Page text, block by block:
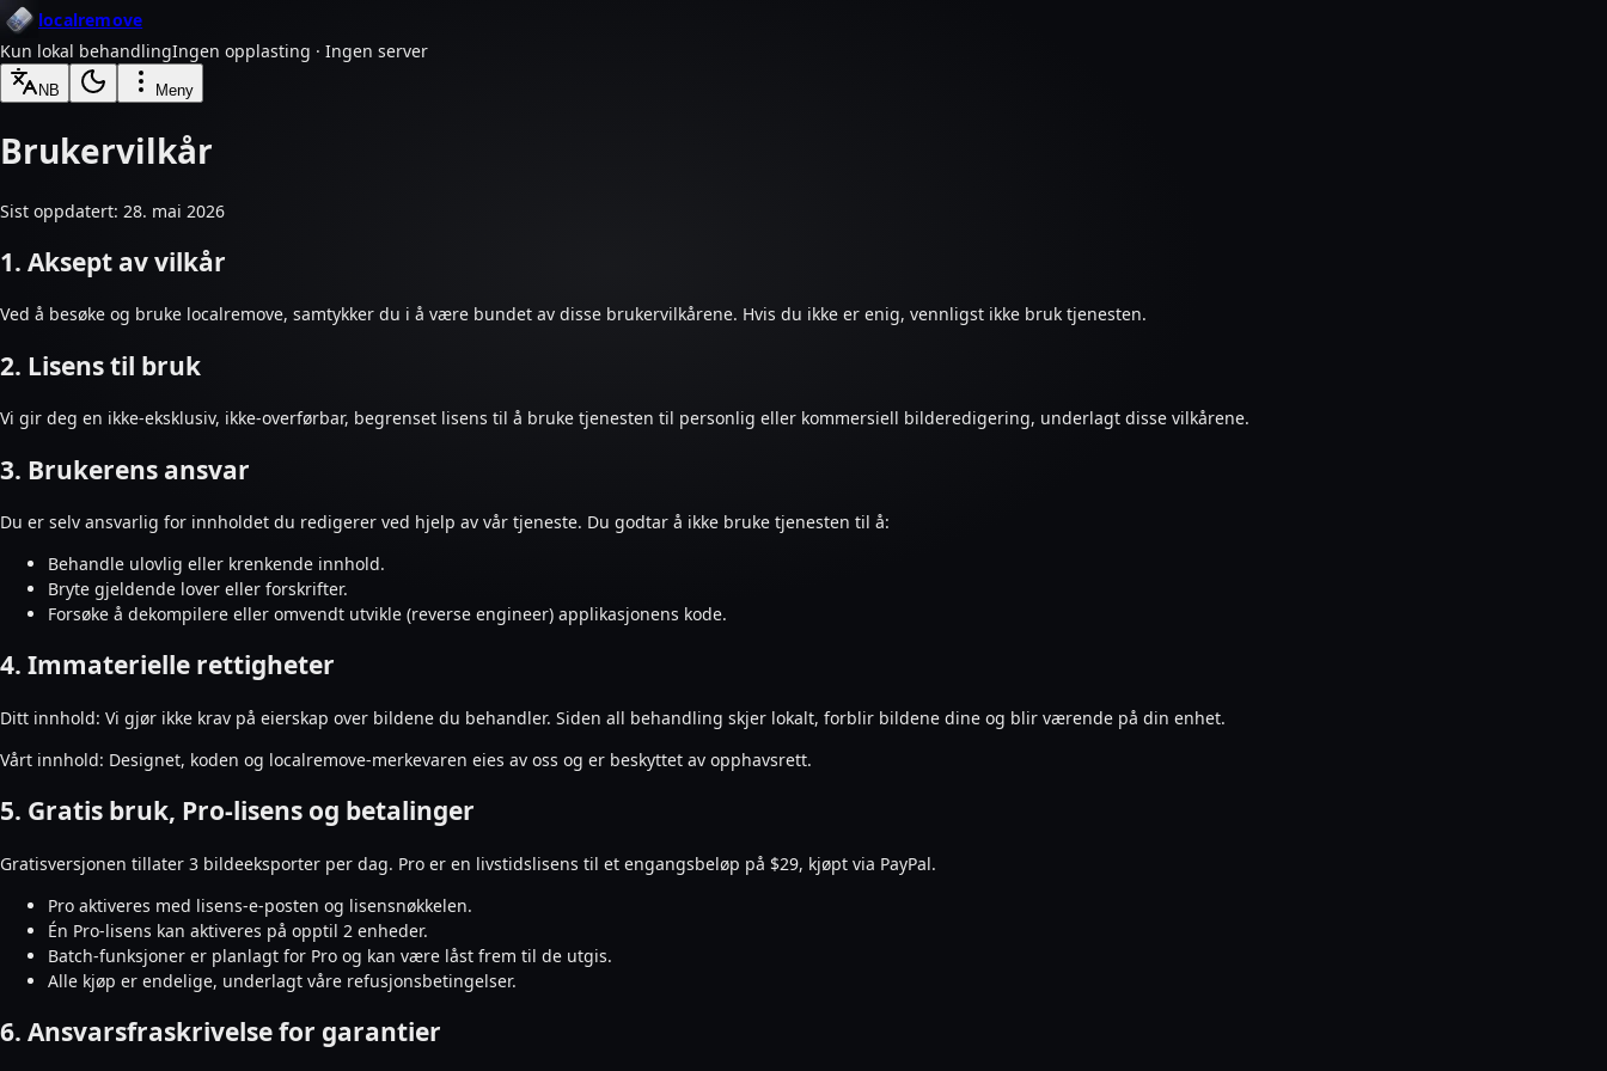
localremove
Kun lokal behandlingIngen opplasting · Ingen server
NB Meny
Brukervilkår
Sist oppdatert: 28. mai 2026
1. Aksept av vilkår
Ved å besøke og bruke localremove, samtykker du i å være bundet av disse brukervilkårene. Hvis du ikke er enig, vennligst ikke bruk tjenesten.
2. Lisens til bruk
Vi gir deg en ikke-eksklusiv, ikke-overførbar, begrenset lisens til å bruke tjenesten til personlig eller kommersiell bilderedigering, underlagt disse vilkårene.
3. Brukerens ansvar
Du er selv ansvarlig for innholdet du redigerer ved hjelp av vår tjeneste. Du godtar å ikke bruke tjenesten til å:
Behandle ulovlig eller krenkende innhold.
Bryte gjeldende lover eller forskrifter.
Forsøke å dekompilere eller omvendt utvikle (reverse engineer) applikasjonens kode.
4. Immaterielle rettigheter
Ditt innhold: Vi gjør ikke krav på eierskap over bildene du behandler. Siden all behandling skjer lokalt, forblir bildene dine og blir værende på din enhet.
Vårt innhold: Designet, koden og localremove-merkevaren eies av oss og er beskyttet av opphavsrett.
5. Gratis bruk, Pro-lisens og betalinger
Gratisversjonen tillater 3 bildeeksporter per dag. Pro er en livstidslisens til et engangsbeløp på $29, kjøpt via PayPal.
Pro aktiveres med lisens-e-posten og lisensnøkkelen.
Én Pro-lisens kan aktiveres på opptil 2 enheder.
Batch-funksjoner er planlagt for Pro og kan være låst frem til de utgis.
Alle kjøp er endelige, underlagt våre refusjonsbetingelser.
6. Ansvarsfraskrivelse for garantier